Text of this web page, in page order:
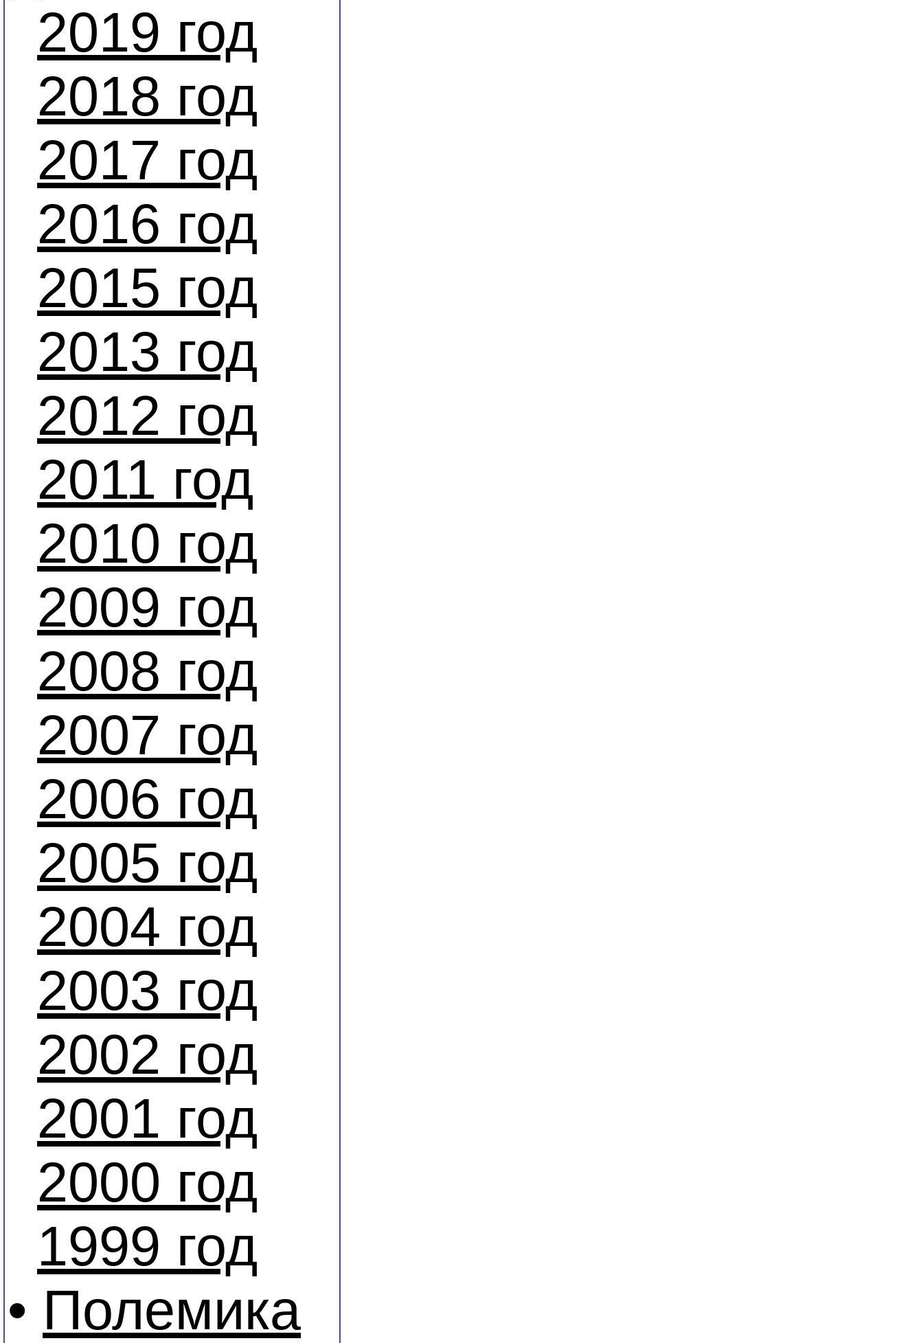
2019 год
2018 год
2017 год
2016 год
2015 год
2013 год
2012 год
2011 год
2010 год
2009 год
2008 год
2007 год
2006 год
2005 год
2004 год
2003 год
2002 год
2001 год
2000 год
1999 год
• Полемика